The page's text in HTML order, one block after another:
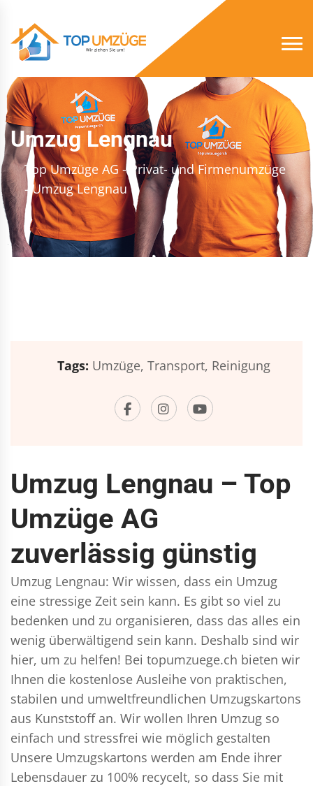
Umzug Lengnau
Top Umzüge AG - Privat- und Firmenumzüge
- Umzug Lengnau
Tags: Umzüge, Transport, Reinigung
Umzug Lengnau – Top
Umzüge AG
zuverlässig günstig
Umzug Lengnau: Wir wissen, dass ein Umzug
eine stressige Zeit sein kann. Es gibt so viel zu
bedenken und zu organisieren, dass das alles ein
wenig überwältigend sein kann. Deshalb sind wir
hier, um zu helfen! Bei topumzuege.ch bieten wir
Ihnen die kostenlose Ausleihe von praktischen,
stabilen und umweltfreundlichen Umzugskartons
aus Kunststoff an. Wir wollen Ihren Umzug so
einfach und stressfrei wie möglich gestalten
Unsere Umzugskartons werden am Ende ihrer
Lebensdauer zu 100% recycelt, so dass Sie mit